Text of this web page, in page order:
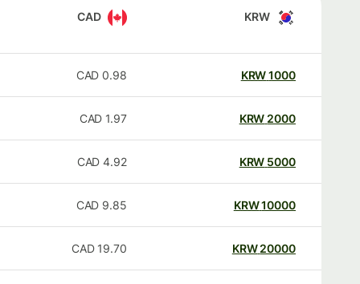
KRW
CAD
1000
KRW
0.98
CAD
2000
KRW
1.97
CAD
5000
KRW
4.92
CAD
10000
KRW
9.85
CAD
20000
KRW
19.70
CAD